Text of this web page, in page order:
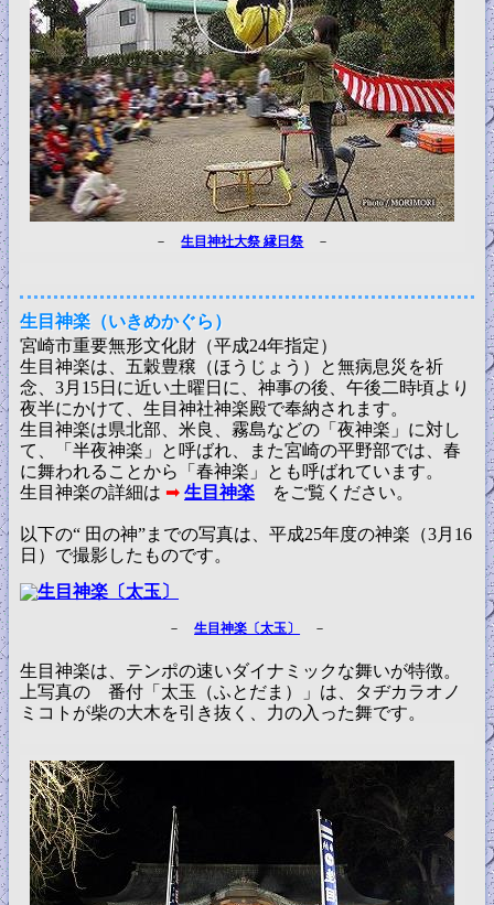
－生目神社大祭 縁日祭 －
生目神楽（いきめかぐら）
宮崎市重要無形文化財（平成24年指定）
生目神楽は、五穀豊穣（ほうじょう）と無病息災を祈
念、3月15日に近い土曜日に、神事の後、午後二時頃より
夜半にかけて、生目神社神楽殿で奉納されます。
生目神楽は県北部、米良、霧島などの「夜神楽」に対し
て、「半夜神楽」と呼ばれ、また宮崎の平野部では、春
に舞われることから「春神楽」とも呼ばれています。
生目神楽の詳細は ➡ 生目神楽 をご覧ください。
以下の“ 田の神”までの写真は、平成25年度の神楽（3月16
日）で撮影したものです。
－生目神楽〔太玉〕 －
生目神楽は、テンポの速いダイナミックな舞いが特徴。
上写真の 番付「太玉（ふとだま）」は、タヂカラオノ
ミコトが柴の大木を引き抜く、力の入った舞です。